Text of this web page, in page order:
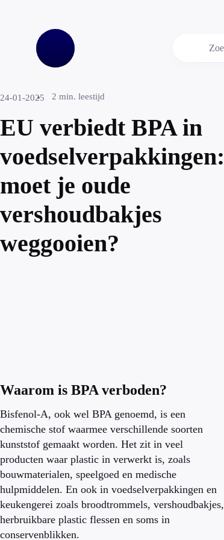
24-01-2025 2 min. leestijd
EU verbiedt BPA in
voedselverpakkingen:
moet je oude
vershoudbakjes
weggooien?
Waarom is BPA verboden?
Bisfenol-A, ook wel BPA genoemd, is een
chemische stof waarmee verschillende soorten
kunststof gemaakt worden. Het zit in veel
producten waar plastic in verwerkt is, zoals
bouwmaterialen, speelgoed en medische
hulpmiddelen. En ook in voedselverpakkingen en
keukengerei zoals broodtrommels, vershoudbakjes,
herbruikbare plastic flessen en soms in
conservenblikken.